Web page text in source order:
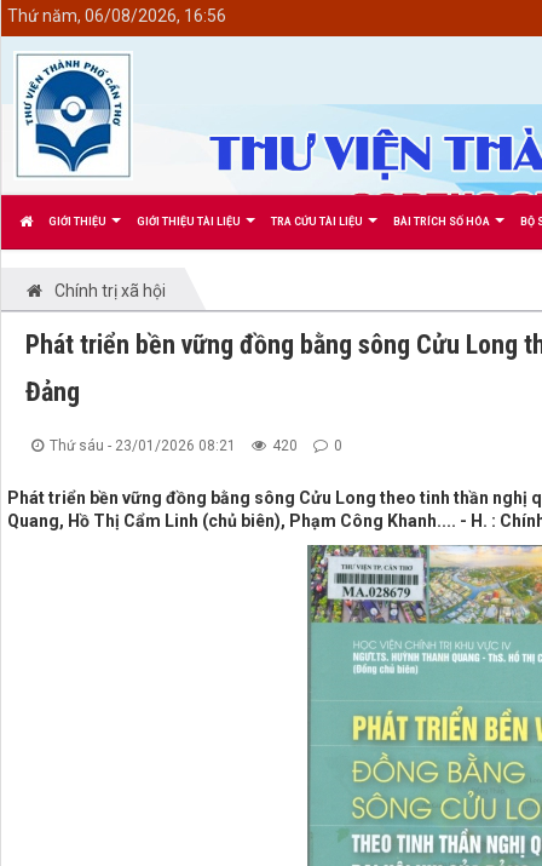
GIỚI THIỆU GIỚI THIỆU TÀI LIỆU TRA CỨU TÀI LIỆU BÀI TRÍCH SỐ HÓA BỘ
Thứ năm, 06/08/2026, 16:56
Chính trị xã hội
Phát triển bền vững đồng bằng sông Cửu Long
Đảng
Thứ sáu - 23/01/2026 08:21 420 0
Phát triển bền vững đồng bằng sông Cửu Long theo tinh thần nghị
Quang, Hồ Thị Cẩm Linh (chủ biên), Phạm Công Khanh.... - H. :
<